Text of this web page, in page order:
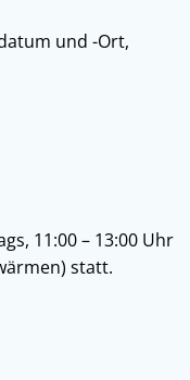
und -Ort,
11:00 – 13:00 Uhr
statt.